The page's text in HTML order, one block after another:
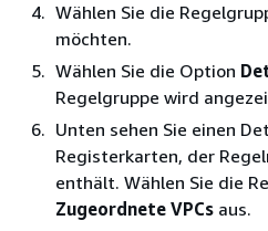
Wählen Sie die
möchten.
Wählen Sie die Option
Regelgruppe wird
Unten sehen Sie einen
Registerkarten, der
enthält. Wählen Sie die
Zugeordnete VPCs aus.